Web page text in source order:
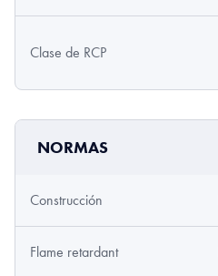
Clase de RCP
NORMAS
Construcción
Flame retardant